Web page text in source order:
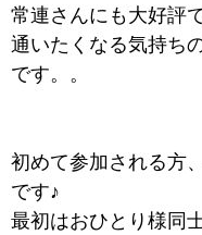
常連さんにも大好評
通いたくなる気持ち
です。。
初めて参加される方
です♪
最初はおひとり様同